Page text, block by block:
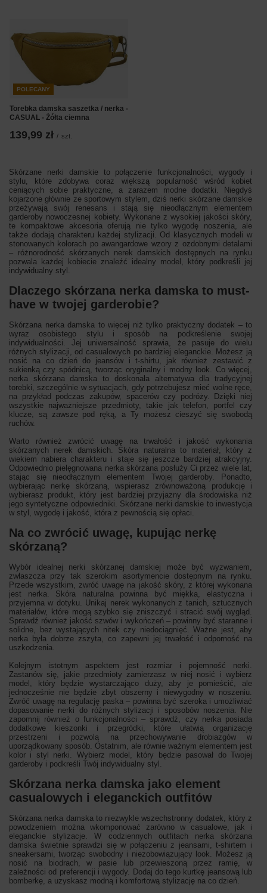
POLECANY
Torebka damska saszetka / nerka -
CASUAL - Żółta ciemna
139,99 zł / szt.
Skórzane nerki damskie to połączenie funkcjonalności, wygody i
stylu, które zdobywa coraz większą popularność wśród kobiet
ceniących sobie praktyczne, a zarazem modne dodatki. Niegdyś
kojarzone głównie ze sportowym stylem, dziś nerki skórzane damskie
przeżywają swój renesans i stają się nieodłącznym elementem
garderoby nowoczesnej kobiety. Wykonane z wysokiej jakości skóry,
te kompaktowe akcesoria oferują nie tylko wygodę noszenia, ale
także dodają charakteru każdej stylizacji. Od klasycznych modeli w
stonowanych kolorach po awangardowe wzory z ozdobnymi detalami
– różnorodność skórzanych nerek damskich dostępnych na rynku
pozwala każdej kobiecie znaleźć idealny model, który podkreśli jej
indywidualny styl.
Dlaczego skórzana nerka damska to must-
have w twojej garderobie?
Skórzana nerka damska to więcej niż tylko praktyczny dodatek – to
wyraz osobistego stylu i sposób na podkreślenie swojej
indywidualności. Jej uniwersalność sprawia, że pasuje do wielu
różnych stylizacji, od casualowych po bardziej eleganckie. Możesz ją
nosić na co dzień do jeansów i t-shirtu, jak również zestawić z
sukienką czy spódnicą, tworząc oryginalny i modny look. Co więcej,
nerka skórzana damska to doskonała alternatywa dla tradycyjnej
torebki, szczególnie w sytuacjach, gdy potrzebujesz mieć wolne ręce,
na przykład podczas zakupów, spacerów czy podróży. Dzięki niej
wszystkie najważniejsze przedmioty, takie jak telefon, portfel czy
klucze, są zawsze pod ręką, a Ty możesz cieszyć się swobodą
ruchów.
Warto również zwrócić uwagę na trwałość i jakość wykonania
skórzanych nerek damskich. Skóra naturalna to materiał, który z
wiekiem nabiera charakteru i staje się jeszcze bardziej atrakcyjny.
Odpowiednio pielęgnowana nerka skórzana posłuży Ci przez wiele lat,
stając się nieodłącznym elementem Twojej garderoby. Ponadto,
wybierając nerkę skórzaną, wspierasz zrównoważoną produkcję i
wybierasz produkt, który jest bardziej przyjazny dla środowiska niż
jego syntetyczne odpowiedniki. Skórzane nerki damskie to inwestycja
w styl, wygodę i jakość, która z pewnością się opłaci.
Na co zwrócić uwagę, kupując nerkę
skórzaną?
Wybór idealnej nerki skórzanej damskiej może być wyzwaniem,
zwłaszcza przy tak szerokim asortymencie dostępnym na rynku.
Przede wszystkim, zwróć uwagę na jakość skóry, z której wykonana
jest nerka. Skóra naturalna powinna być miękka, elastyczna i
przyjemna w dotyku. Unikaj nerek wykonanych z tanich, sztucznych
materiałów, które mogą szybko się zniszczyć i stracić swój wygląd.
Sprawdź również jakość szwów i wykończeń – powinny być staranne i
solidne, bez wystających nitek czy niedociągnięć. Ważne jest, aby
nerka była dobrze zszyta, co zapewni jej trwałość i odporność na
uszkodzenia.
Kolejnym istotnym aspektem jest rozmiar i pojemność nerki.
Zastanów się, jakie przedmioty zamierzasz w niej nosić i wybierz
model, który będzie wystarczająco duży, aby je pomieścić, ale
jednocześnie nie będzie zbyt obszerny i niewygodny w noszeniu.
Zwróć uwagę na regulację paska – powinna być szeroka i umożliwiać
dopasowanie nerki do różnych stylizacji i sposobów noszenia. Nie
zapomnij również o funkcjonalności – sprawdź, czy nerka posiada
dodatkowe kieszonki i przegródki, które ułatwią organizację
przestrzeni i pozwolą na przechowywanie drobiazgów w
uporządkowany sposób. Ostatnim, ale równie ważnym elementem jest
kolor i styl nerki. Wybierz model, który będzie pasował do Twojej
garderoby i podkreśli Twój indywidualny styl.
Skórzana nerka damska jako element
casualowych i eleganckich outfitów
Skórzana nerka damska to niezwykle wszechstronny dodatek, który z
powodzeniem można wkomponować zarówno w casualowe, jak i
eleganckie stylizacje. W codziennych outfitach nerka skórzana
damska świetnie sprawdzi się w połączeniu z jeansami, t-shirtem i
sneakersami, tworząc swobodny i niezobowiązujący look. Możesz ją
nosić na biodrach, w pasie lub przewieszoną przez ramię, w
zależności od preferencji i wygody. Dodaj do tego kurtkę jeansową lub
bomberkę, a uzyskasz modną i komfortową stylizację na co dzień.